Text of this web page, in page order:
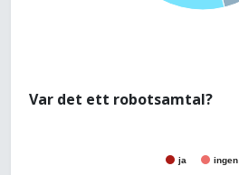
Var det ett robotsamtal?
ja ingen